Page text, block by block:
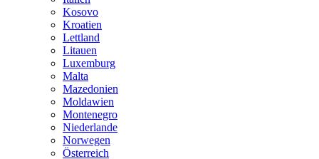
Kosovo
Kroatien
Lettland
Litauen
Luxemburg
Malta
Mazedonien
Moldawien
Montenegro
Niederlande
Norwegen
Österreich